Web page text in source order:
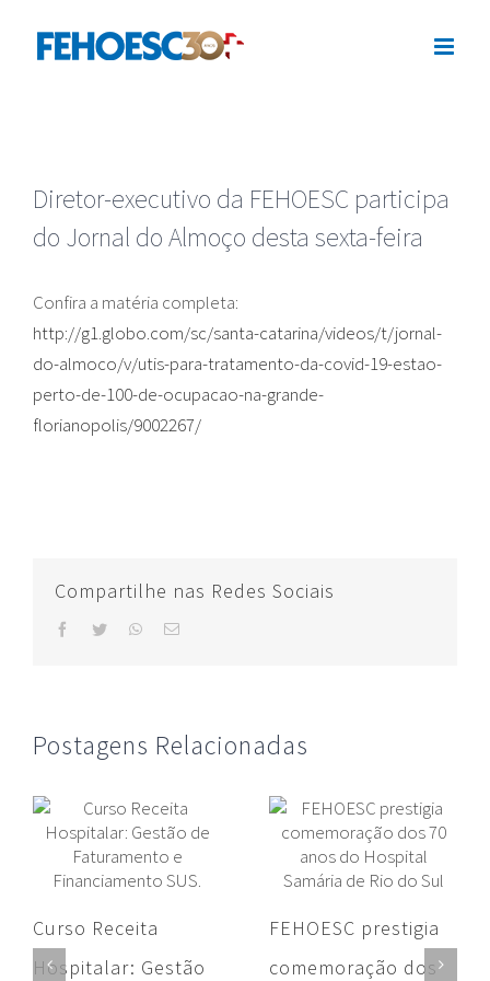
Diretor-executivo da FEHOESC participa
do Jornal do Almoço desta sexta-feira
Confira a matéria completa:
http://g1.globo.com/sc/santa-catarina/videos/t/jornal-
do-almoco/v/utis-para-tratamento-da-covid-19-estao-
perto-de-100-de-ocupacao-na-grande-
florianopolis/9002267/
Compartilhe nas Redes Sociais
facebooktwitterwhatsapp
Postagens Relacionadas
Curso Receita
Hospitalar: Gestão
FEHOESC prestigia
comemoração dos